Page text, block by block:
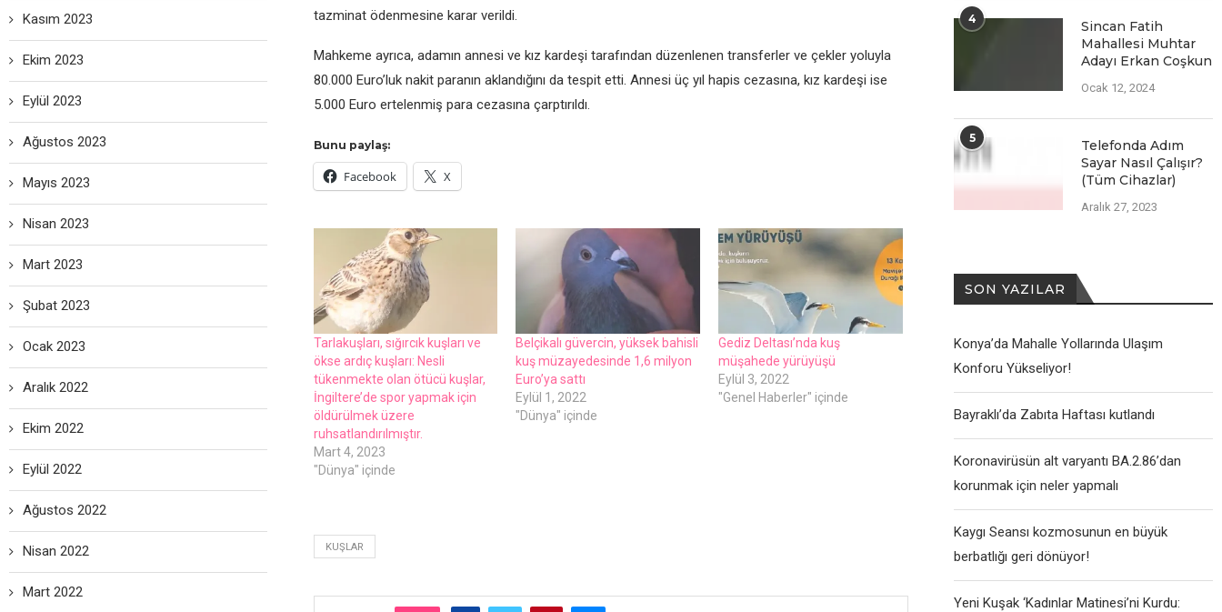
tazminat ödenmesine karar verildi.
Mahkeme ayrıca, adamın annesi ve kız kardeşi tarafından düzenlenen transferler ve çekler yoluyla
80.000 Euro’luk nakit paranın aklandığını da tespit etti. Annesi üç yıl hapis cezasına, kız kardeşi ise
5.000 Euro ertelenmiş para cezasına çarptırıldı.
Bunu paylaş:
Facebook X
Tarlakuşları, sığırcık kuşları ve
ökse ardıç kuşları: Nesli
tükenmekte olan ötücü kuşlar,
İngiltere’de spor yapmak için
öldürülmek üzere
ruhsatlandırılmıştır.
Mart 4, 2023
"Dünya" içinde
Belçikalı güvercin, yüksek bahisli
kuş müzayedesinde 1,6 milyon
Euro’ya sattı
Eylül 1, 2022
"Dünya" içinde
Gediz Deltası’nda kuş
müşahede yürüyüşü
Eylül 3, 2022
"Genel Haberler" içinde
KUŞLAR
4
Sincan Fatih
Mahallesi Muhtar
Adayı Erkan Coşkun
Ocak 12, 2024
5
Telefonda Adım
Sayar Nasıl Çalışır?
(Tüm Cihazlar)
Aralık 27, 2023
SON YAZILAR
Konya’da Mahalle Yollarında Ulaşım
Konforu Yükseliyor!
Bayraklı’da Zabıta Haftası kutlandı
Koronavirüsün alt varyantı BA.2.86’dan
korunmak için neler yapmalı
Kaygı Seansı kozmosunun en büyük
berbatlığı geri dönüyor!
Yeni Kuşak ‘Kadınlar Matinesi’ni Kurdu:
Kasım 2023
Ekim 2023
Eylül 2023
Ağustos 2023
Mayıs 2023
Nisan 2023
Mart 2023
Şubat 2023
Ocak 2023
Aralık 2022
Ekim 2022
Eylül 2022
Ağustos 2022
Nisan 2022
Mart 2022